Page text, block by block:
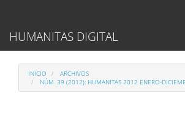
Contenido
principal
lateral
HUMANITAS DIGITAL
INICIO
ARCHIVOS
NÚM. 39 (2012): HUMANITAS 2012 ENERO-